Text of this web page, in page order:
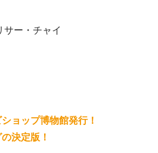
サー・チャイ
ョップ博物館発行！
決定版！